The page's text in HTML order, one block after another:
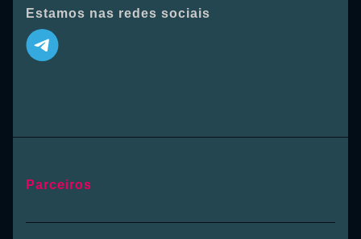
Estamos nas redes sociais
Parceiros